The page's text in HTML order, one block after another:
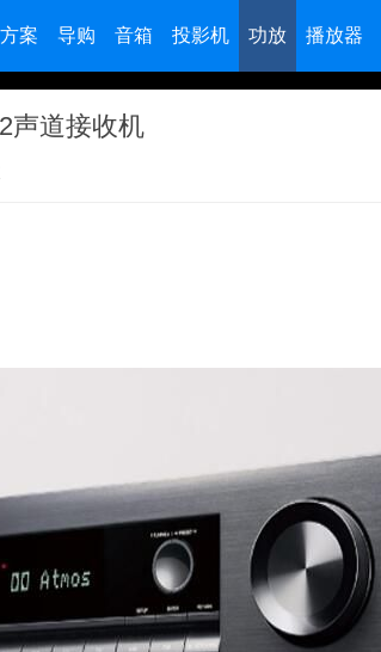
方案 导购 音箱 投影机 功放 播放器
声道接收机